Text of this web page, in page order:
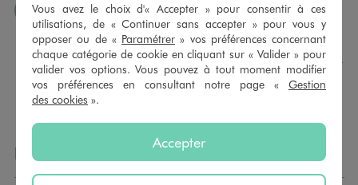
J’AIME FAIRE PLAISIR
Nous vous proposons des cartes cadeaux GÉMO d’un
montant au choix entre 10€ et 150€. Les cartes cadeau
GÉMO sont valables 1 an, utilisables en plusieurs fois, pour
payer vos achats en magasin. Offrez vos cartes cadeau
dans de jolies enveloppes pour toutes les occasions.
NOS AUTRES MAGASINS
Vous avez le choix d'« Accepter » pour consentir à ces
utilisations, de « Continuer sans accepter » pour vous y
opposer ou de « Paramétrer » vos préférences concernant
chaque catégorie de cookie en cliquant sur « Valider » pour
valider vos options. Vous pouvez à tout moment modifier
vos préférences en consultant notre page « Gestion
des cookies ».
Accepter